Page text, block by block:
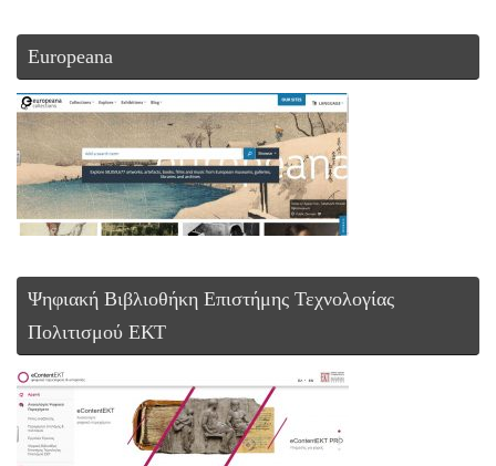
Europeana
Ψηφιακή Βιβλιοθήκη Επιστήμης Τεχνολογίας
Πολιτισμού ΕΚΤ